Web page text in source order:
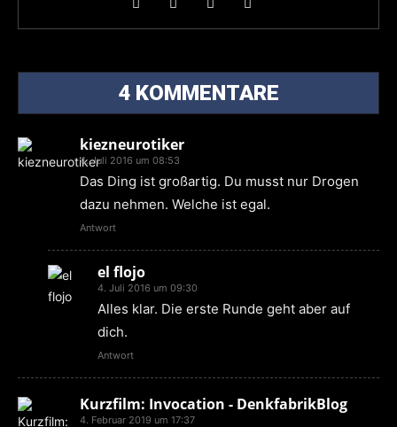
4 KOMMENTARE
kiezneurotiker
4. Juli 2016 um 08:53
Das Ding ist großartig. Du musst nur Drogen
dazu nehmen. Welche ist egal.
Antwort
el flojo
4. Juli 2016 um 09:30
Alles klar. Die erste Runde geht aber auf
dich.
Antwort
Kurzfilm: Invocation - DenkfabrikBlog
4. Februar 2019 um 17:37